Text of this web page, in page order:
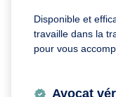
Disponible et
travaille dans la
pour vous
Avocat